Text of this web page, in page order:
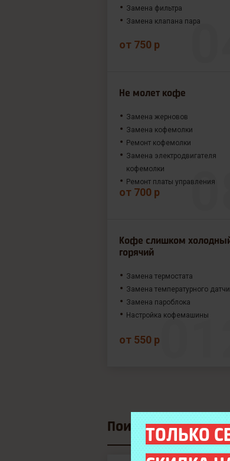
Замена фильтра
Замена клапана пара
от 750 р
Не молет кофе
Замена жерновов
Замена кофемолки
Ремонт кофемолки
Замена электродвигателя
кофемолки
Ремонт платы управления
от 700 р
Кофе слишком
горячий
Замена термостата
Замена температурного
Замена пароблока
Настройка кофемашины
от 550 р
Поиск модели
ТОЛЬКО